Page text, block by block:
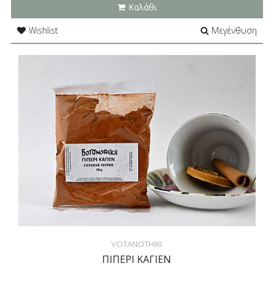
Καλάθι
Wishlist
Μεγένθυση
VOTANOTHIKI
ΠΙΠΕΡΙ ΚΑΓΙΕΝ